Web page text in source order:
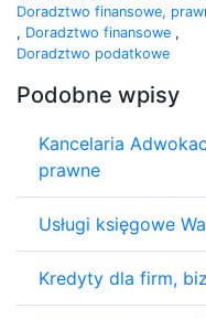
Doradztwo finansowe,
, Doradztwo finansowe ,
Doradztwo podatkowe
Podobne wpisy
Kancelaria
prawne
Usługi księgowe
Kredyty dla firm,